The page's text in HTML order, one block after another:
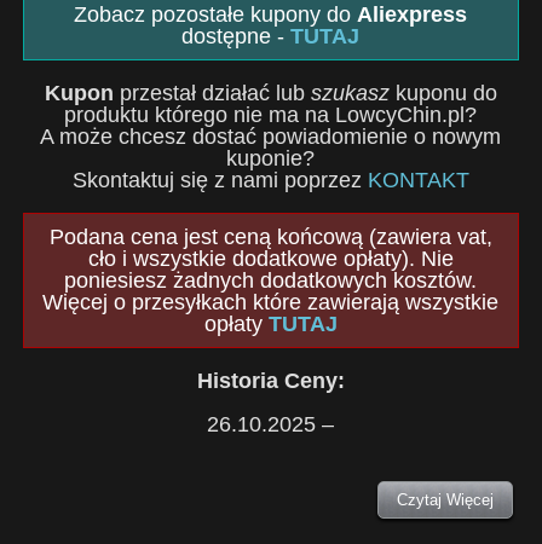
Zobacz pozostałe kupony do Aliexpress
dostępne -TUTAJ
Kupon przestał działać lub szukaszkuponu do
produktu którego nie ma na LowcyChin.pl?
A może chcesz dostać powiadomienie o nowym
kuponie?
Skontaktuj się z nami poprzez KONTAKT
Podana cena jest ceną końcową (zawiera vat,
cło i wszystkie dodatkowe opłaty). Nie
poniesiesz żadnych dodatkowych kosztów.
Więcej o przesyłkach które zawierają wszystkie
opłaty TUTAJ
Historia Ceny:
26.10.2025 –
Czytaj Więcej